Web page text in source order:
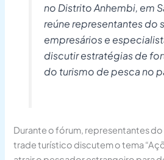
no Distrito Anhembi, em
reúne representantes do
empresários e
discutir estratégias de
do turismo de pesca no
Durante o fórum, representantes
trade turístico discutem o tema